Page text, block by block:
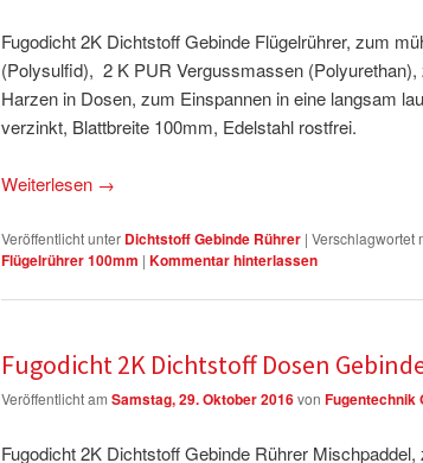
Fugodicht 2K Dichtstoff Gebinde Flügelrührer, zum
(Polysulfid), 2 K PUR Vergussmassen
Harzen in Dosen, zum Einspannen in eine langsam
verzinkt, Blattbreite 100mm, Edelstahl rostfrei.
Weiterlesen →
Veröffentlicht unter Dichtstoff Gebinde Rührer | Verschlagwortet
Flügelrührer 100mm | Kommentar hinterlassen
Fugodicht 2K Dichtstoff Dosen
Veröffentlicht am Samstag, 29. Oktober 2016von Fugentechnik
Fugodicht 2K Dichtstoff Gebinde Rührer